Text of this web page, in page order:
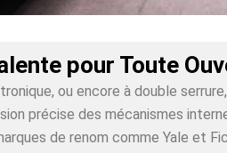
pour Toute
ou encore à double
précise des mécanismes
de renom comme Yale et